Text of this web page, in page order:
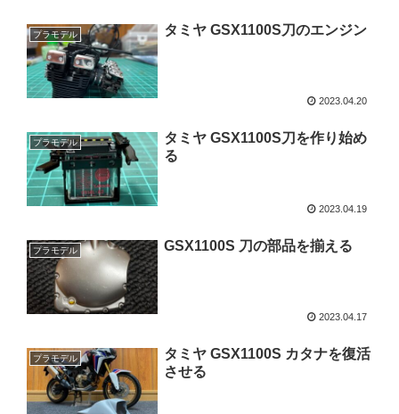
プラモデル タミヤ GSX1100S刀のエンジン
2023.04.20
プラモデル
タミヤ GSX1100S刀を作り始め
る
2023.04.19
プラモデル GSX1100S 刀の部品を揃える
2023.04.17
プラモデル
タミヤ GSX1100S カタナを復活
させる